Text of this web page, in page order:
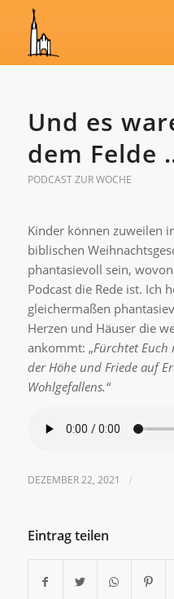
Und es
dem Felde
PODCAST ZUR WOCHE
Kinder können zuweilen
biblischen
phantasievoll sein,
Podcast die Rede ist. Ich
gleichermaßen
Herzen und Häuser die
ankommt: „Fürchtet Euch
der Höhe und Friede auf
Wohlgefallens.“
DEZEMBER 22, 2021 /
Eintrag teilen